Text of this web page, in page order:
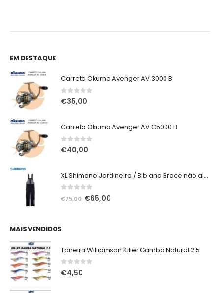
EM DESTAQUE
Carreto Okuma Avenger AV 3000 B
0out of 5
€35,00
Carreto Okuma Avenger AV C5000 B
0out of 5
€40,00
XL Shimano Jardineira / Bib and Brace não alcochoada preta
out of 5
€75,00 O
€65,00
MAIS VENDIDOS
Toneira Williamson Killer Gamba Natural 2.5
0out of 5
€4,50